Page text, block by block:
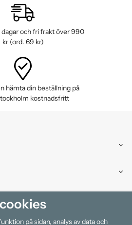
dagar och fri frakt över 990
kr (ord. 69 kr)
hämta din beställning på
kostnadsfritt
på sidan, analys av data och